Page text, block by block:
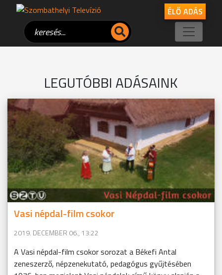
ÉLŐ ADÁS
LEGUTÓBBI ADÁSAINK
Vasi népdal-film csokor
2019. DECEMBER 06., 13:22
A Vasi népdal-film csokor sorozat a Békefi Antal
zeneszerző, népzenekutató, pedagógus gyűjtésében